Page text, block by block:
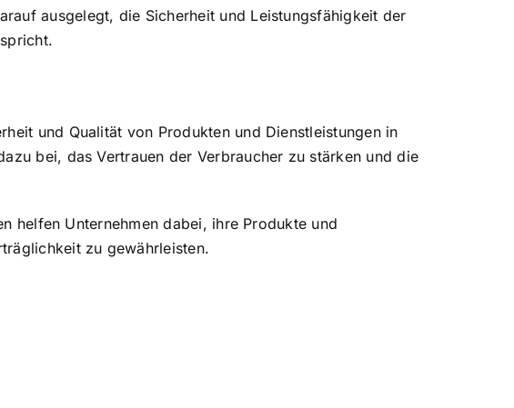
ausgelegt, die Sicherheit und Leistungsfähigkeit der
und Qualität von Produkten und Dienstleistungen in
bei, das Vertrauen der Verbraucher zu stärken und die
helfen Unternehmen dabei, ihre Produkte und
zu gewährleisten.